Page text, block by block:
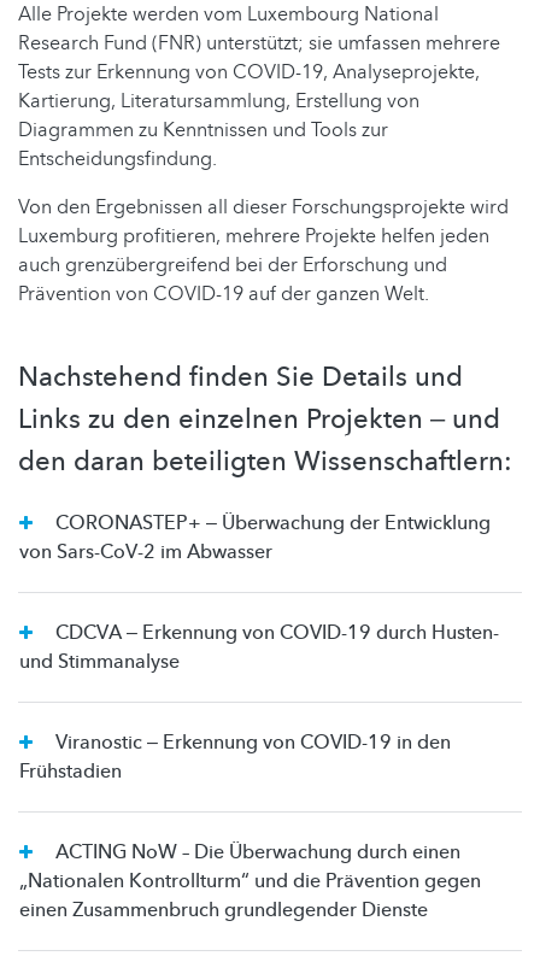
Alle Projekte werden vom Luxembourg National
Research Fund (FNR) unterstützt; sie umfassen mehrere
Tests zur Erkennung von COVID-19, Analyseprojekte,
Kartierung, Literatursammlung, Erstellung von
Diagrammen zu Kenntnissen und Tools zur
Entscheidungsfindung.
Von den Ergebnissen all dieser Forschungsprojekte wird
Luxemburg profitieren, mehrere Projekte helfen jeden
auch grenzübergreifend bei der Erforschung und
Prävention von COVID-19 auf der ganzen Welt.
Nachstehend finden Sie Details und
Links zu den einzelnen Projekten ‒ und
den daran beteiligten Wissenschaftlern:
von Sars-CoV-2 im Abwasser
und Stimmanalyse
Frühstadien
„Nationalen Kontrollturm“ und die Prävention gegen
einen Zusammenbruch grundlegender Dienste